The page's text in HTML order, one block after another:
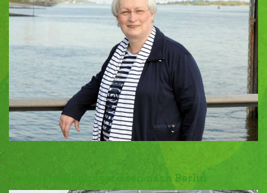
Politische Bildungsreisen nach Berlin